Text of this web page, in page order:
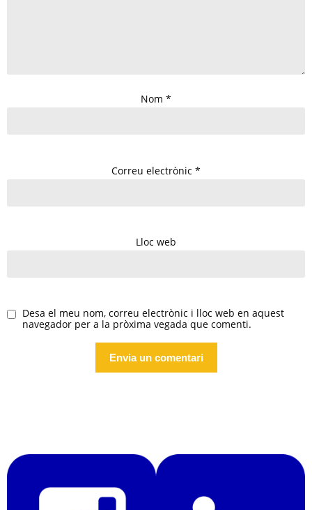
Nom *
Correu electrònic *
Lloc web
Desa el meu nom, correu electrònic i lloc web en aquest
navegador per a la pròxima vegada que comenti.